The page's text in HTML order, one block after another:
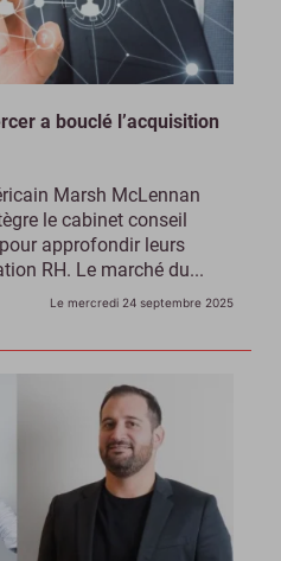
a bouclé l’acquisition
Marsh McLennan
le cabinet conseil
approfondir leurs
RH. Le marché du...
Le mercredi 24 septembre 2025